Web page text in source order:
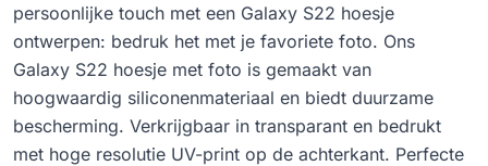
persoonlijke touch met een Galaxy S22 hoesje
ontwerpen: bedruk het met je favoriete foto. Ons
Galaxy S22 hoesje met foto is gemaakt van
hoogwaardig siliconenmateriaal en biedt duurzame
bescherming. Verkrijgbaar in transparant en bedrukt
met hoge resolutie UV-print op de achterkant. Perfecte